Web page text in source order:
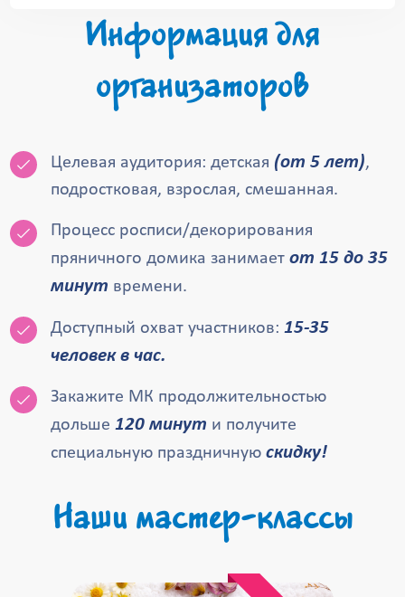
Информация для
организаторов
Целевая аудитория: детская (от 5 лет),
подростковая, взрослая, смешанная.
Процесс росписи/декорирования
пряничного домика занимаетот 15 до 35
минут времени.
Доступный охват участников:15-35
человек в час.
Закажите МК продолжительностью
дольше120 минут и получите
специальную праздничнуюскидку!
Наши мастер-классы